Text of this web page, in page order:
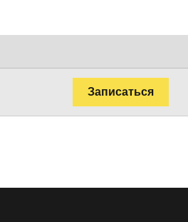
Записаться